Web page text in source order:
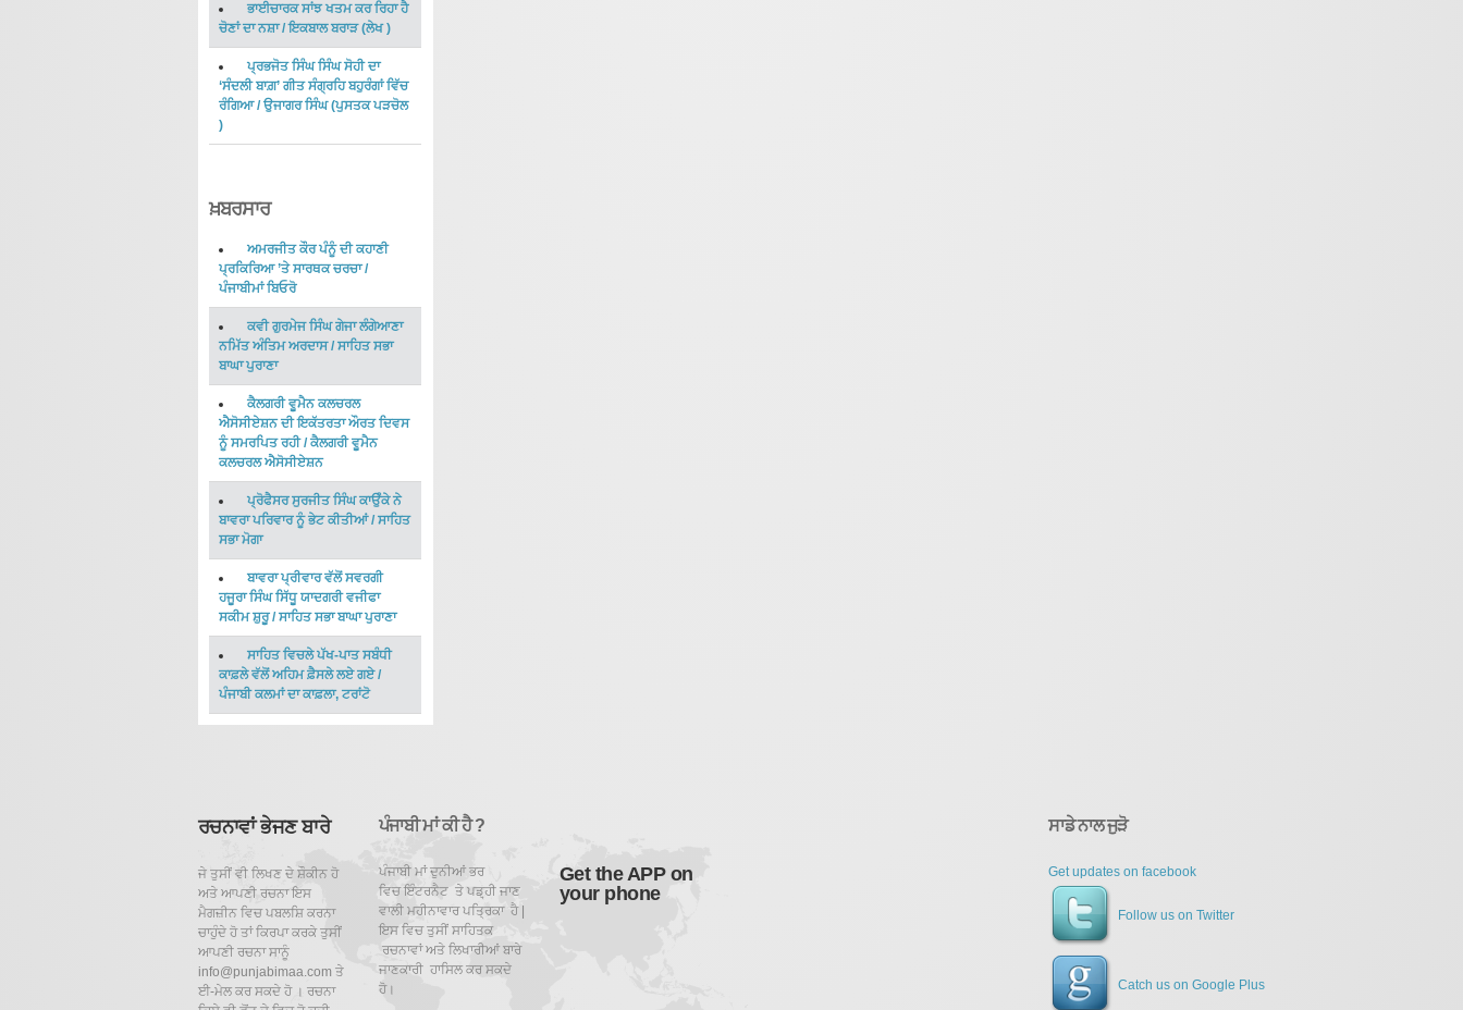
ਭਾਈਚਾਰਕ ਸਾਂਝ ਖਤਮ ਕਰ ਰਿਹਾ ਹੈ
ਚੋਣਾਂ ਦਾ ਨਸ਼ਾ/ਇਕਬਾਲ ਬਰਾੜ(ਲੇਖ)
ਪ੍ਰਭਜੋਤ ਸਿੰਘ ਸਿੰਘ ਸੋਹੀ ਦਾ
‘ਸੰਦਲੀ ਬਾਗ਼’ ਗੀਤ ਸੰਗ੍ਰਹਿ ਬਹੁਰੰਗਾਂ ਵਿੱਚ
ਰੰਗਿਆ/ਉਜਾਗਰ ਸਿੰਘ(ਪੁਸਤਕ ਪੜਚੋਲ
)
ਖ਼ਬਰਸਾਰ
ਅਮਰਜੀਤ ਕੌਰ ਪੰਨੂੰ ਦੀ ਕਹਾਣੀ
ਪ੍ਰਕਿਰਿਆ ’ਤੇ ਸਾਰਥਕ ਚਰਚਾ/
ਪੰਜਾਬੀਮਾਂ ਬਿਓਰੋ
ਕਵੀ ਗੁਰਮੇਜ ਸਿੰਘ ਗੇਜਾ ਲੰਗੇਆਣਾ
ਨਮਿੱਤ ਅੰਤਿਮ ਅਰਦਾਸ/ ਸਾਹਿਤ ਸਭਾ
ਬਾਘਾ ਪੁਰਾਣਾ
ਕੈਲਗਰੀ ਵੂਮੈਨ ਕਲਚਰਲ
ਐਸੋਸੀਏਸ਼ਨ ਦੀ ਇਕੱਤਰਤਾ ਔਰਤ ਦਿਵਸ
ਨੂੰ ਸਮਰਪਿਤ ਰਹੀ/ਕੈਲਗਰੀ ਵੂਮੈਨ
ਕਲਚਰਲ ਐਸੋਸੀਏਸ਼ਨ
ਪ੍ਰੋਫੈਸਰ ਸੁਰਜੀਤ ਸਿੰਘ ਕਾਉੰਕੇ ਨੇ
ਬਾਵਰਾ ਪਰਿਵਾਰ ਨੂੰ ਭੇਟ ਕੀਤੀਆਂ/ ਸਾਹਿਤ
ਸਭਾ ਮੋਗਾ
ਬਾਵਰਾ ਪ੍ਰੀਵਾਰ ਵੱਲੋਂ ਸਵਰਗੀ
ਹਜੂਰਾ ਸਿੰਘ ਸਿੱਧੂ ਯਾਦਗਰੀ ਵਜੀਫਾ
ਸਕੀਮ ਸ਼ੁਰੂ/ਸਾਹਿਤ ਸਭਾ ਬਾਘਾ ਪੁਰਾਣਾ
ਸਾਹਿਤ ਵਿਚਲੇ ਪੱਖ-ਪਾਤ ਸਬੰਧੀ
ਕਾਫ਼ਲੇ ਵੱਲੋਂ ਅਹਿਮ ਫ਼ੈਸਲੇ ਲਏ ਗਏ/
ਪੰਜਾਬੀ ਕਲਮਾਂ ਦਾ ਕਾਫ਼ਲਾ, ਟਰਾਂਟੋ
ਰਚਨਾਵਾਂ ਭੇਜਣ ਬਾਰੇ
ਜੇ ਤੁਸੀਂ ਵੀ ਲਿਖਣ ਦੇ ਸ਼ੌਕੀਨ ਹੋ
ਅਤੇ ਆਪਣੀ ਰਚਨਾ ਇਸ
ਮੈਗਜ਼ੀਨ ਵਿਚ ਪਬਲਸ਼ਿ ਕਰਨਾ
ਚਾਹੁੰਦੇ ਹੋ ਤਾਂ ਕਿਰਪਾ ਕਰਕੇ ਤੁਸੀਂ
ਆਪਣੀ ਰਚਨਾ ਸਾਨੂੰ
info@punjabimaa.com ਤੇ
ਈ-ਮੇਲ ਕਰ ਸਕਦੇ ਹੋ । ਰਚਨਾ
ਪੰਜਾਬੀ ਮਾਂ ਕੀ ਹੈ ?
ਪੰਜਾਬੀ ਮਾਂ ਦੁਨੀਆਂ ਭਰ
ਵਿਚ ਇੰਟਰਨੈਟ ਤੇ ਪਡ਼੍ਹੀ ਜਾਣ
ਵਾਲੀ ਮਹੀਨਾਵਾਰ ਪਤ੍ਰਿਕਾ ਹੈ |
ਇਸ ਵਿਚ ਤੁਸੀਂ ਸਾਹਿਤਕ
ਰਚਨਾਵਾਂ ਅਤੇ ਲਿਖਾਰੀਆਂ ਬਾਰੇ
ਜਾਣਕਾਰੀ ਹਾਸਿਲ ਕਰ ਸਕਦੇ
ਹੋ।
Get the APP on
your phone
ਸਾਡੇ ਨਾਲ ਜੁੜੋ
Get updates on facebook
Follow us on Twitter
Catch us on Google Plus